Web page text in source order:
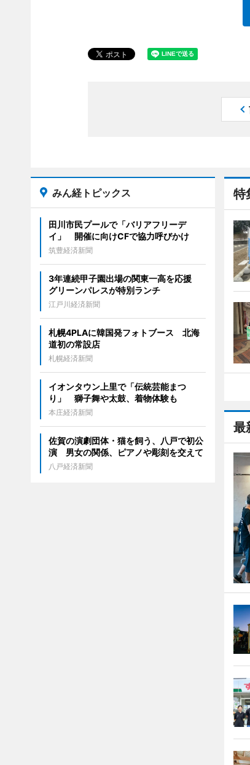
特
最
みん経トピックス
田川市民プールで「バリアフリーデ
イ」 開催に向けCFで協力呼びかけ
筑豊経済新聞
3年連続甲子園出場の関東一高を応援
グリーンパレスが特別ランチ
江戸川経済新聞
札幌4PLAに韓国発フォトブース 北海
道初の常設店
札幌経済新聞
イオンタウン上里で「伝統芸能まつ
り」 獅子舞や太鼓、着物体験も
本庄経済新聞
佐賀の演劇団体・猫を飼う、八戸で初公
演 男女の関係、ピアノや彫刻を交えて
八戸経済新聞